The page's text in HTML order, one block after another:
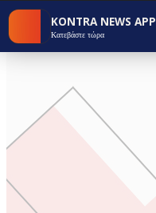
KONTRA NEWS APP
Κατεβάστε τώρα